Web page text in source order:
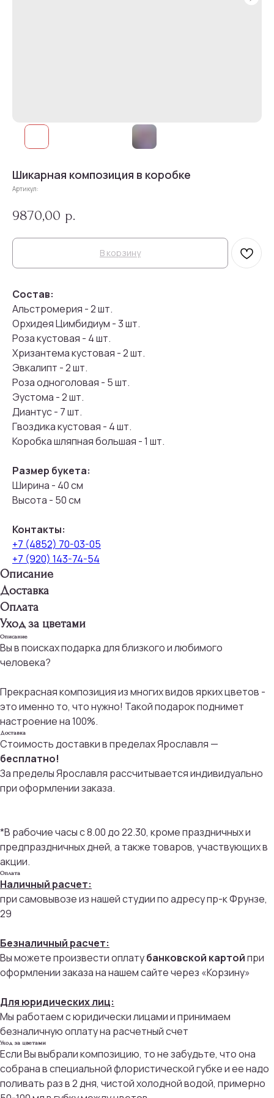
Шикарная композиция в коробке
Артикул:
9870,00 р.
В корзину
Состав:
Альстромерия - 2 шт.
Орхидея Цимбидиум - 3 шт.
Роза кустовая - 4 шт.
Хризантема кустовая - 2 шт.
Эвкалипт - 2 шт.
Роза одноголовая - 5 шт.
Эустома - 2 шт.
Диантус - 7 шт.
Гвоздика кустовая - 4 шт.
Коробка шляпная большая - 1 шт.
Размер букета:
Ширина - 40 см
Высота - 50 см
Контакты:
+7 (4852) 70-03-05
+7 (920) 143-74-54
Описание
Доставка
Оплата
Уход за цветами
Описание
Вы в поисках подарка для близкого и любимого
человека?
Прекрасная композиция из многих видов ярких цветов -
это именно то, что нужно! Такой подарок поднимет
настроение на 100%.
Доставка
Стоимость доставки в пределах Ярославля —
бесплатно!
За пределы Ярославля рассчитывается индивидуально
при оформлении заказа.
*В рабочие часы с 8.00 до 22.30, кроме праздничных и
предпраздничных дней, а также товаров, участвующих в
акции.
Оплата
Наличный расчет:
при самовывозе из нашей студии по адресу пр-к Фрунзе,
29
Безналичный расчет:
Вы можете произвести оплатубанковской картойпри
оформлении заказа на нашем сайте через «Корзину»
Для юридических лиц:
Мы работаем с юридически лицами и принимаем
безналичную оплату на расчетный счет
Уход за цветами
Если Вы выбрали композицию, то не забудьте, что она
собрана в специальной флористической губке и ее надо
поливать раз в 2 дня, чистой холодной водой, примерно
Присоединяйтесь к
бонусной программе
И получайте кэшбек с каждой
покупки 5% на дальнейшие
покупки